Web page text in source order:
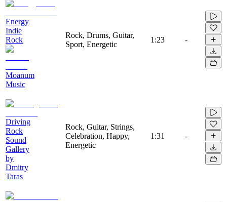
Energy
Indie
Rock
Moanum
Music
Rock, Drums, Guitar,
Sport, Energetic
1:23 -
Driving
Rock
Sound
Gallery
by
Dmitry
Taras
Rock, Guitar, Strings,
Celebration, Happy,
Energetic
1:31 -